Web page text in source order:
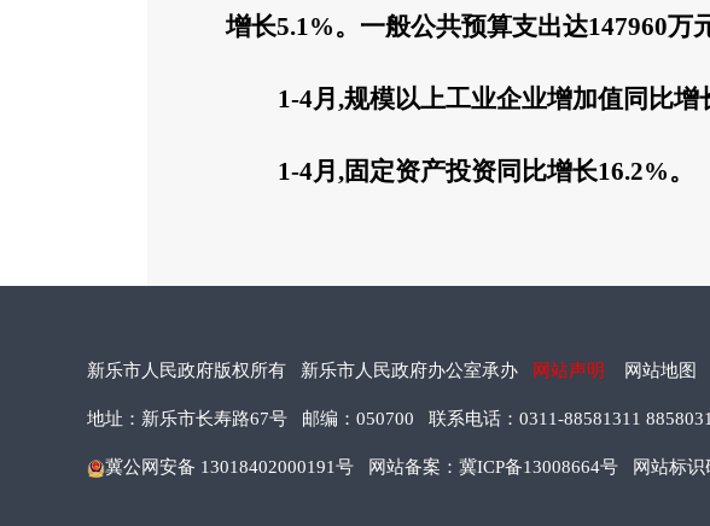
增长5.1%。 一般公共预算支出达147960万
1-4月 ,规模以上工业企业增加值同比增
1-4月 ,固定资产投资同比增长16.2%。